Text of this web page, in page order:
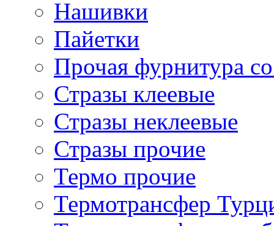
Нашивки
Пайетки
Прочая фурнитура
Стразы клеевые
Стразы неклеевые
Стразы прочие
Термо прочие
Термотрансфер